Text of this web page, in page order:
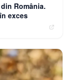
România.
exces